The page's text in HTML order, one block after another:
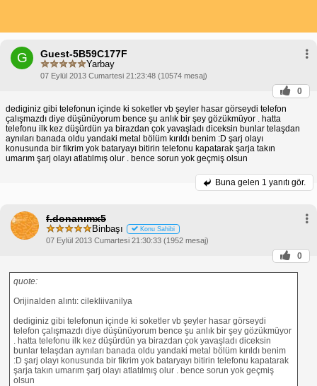
G Guest-5B59C177F
Yarbay
07 Eylül 2013 Cumartesi 21:23:48 (10574 mesaj)
0
dediginiz gibi telefonun içinde ki soketler vb şeyler hasar görseydi telefon
çalışmazdı diye düşünüyorum bence şu anlık bir şey gözükmüyor . hatta
telefonu ilk kez düşürdün ya birazdan çok yavaşladı diceksin bunlar telaşdan
aynıları banada oldu yandaki metal bölüm kırıldı benim :D şarj olayı
konusunda bir fikrim yok bataryayı bitirin telefonu kapatarak şarja takın
umarım şarj olayı atlatılmış olur . bence sorun yok geçmiş olsun
Buna gelen 1 yanıtı gör.
f.donanımx5
Binbaşı Konu Sahibi
07 Eylül 2013 Cumartesi 21:30:33 (1952 mesaj)
0
quote:
Orijinalden alıntı: cilekliivanilya
dediginiz gibi telefonun içinde ki soketler vb şeyler hasar görseydi
telefon çalışmazdı diye düşünüyorum bence şu anlık bir şey gözükmüyor
. hatta telefonu ilk kez düşürdün ya birazdan çok yavaşladı diceksin
bunlar telaşdan aynıları banada oldu yandaki metal bölüm kırıldı benim
:D şarj olayı konusunda bir fikrim yok bataryayı bitirin telefonu kapatarak
şarja takın umarım şarj olayı atlatılmış olur . bence sorun yok geçmiş
olsun